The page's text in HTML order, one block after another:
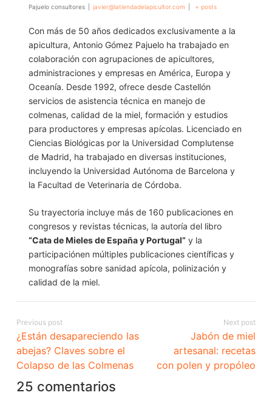
Pajuelo consultores javier@latiendadelapicultor.com + posts
Con más de 50 años dedicados exclusivamente a la
apicultura, Antonio Gómez Pajuelo ha trabajado en
colaboración con agrupaciones de apicultores,
administraciones y empresas en América, Europa y
Oceanía. Desde 1992, ofrece desde Castellón
servicios de asistencia técnica en manejo de
colmenas, calidad de la miel, formación y estudios
para productores y empresas apícolas. Licenciado en
Ciencias Biológicas por la Universidad Complutense
de Madrid, ha trabajado en diversas instituciones,
incluyendo la Universidad Autónoma de Barcelona y
la Facultad de Veterinaria de Córdoba.
Su trayectoria incluye más de 160 publicaciones en
congresos y revistas técnicas, la autoría del libro
“Cata de Mieles de España y Portugal” y la
participaciónen múltiples publicaciones científicas y
monografías sobre sanidad apícola, polinización y
calidad de la miel.
Previous post
¿Están desapareciendo las
abejas? Claves sobre el
Colapso de las Colmenas
Next post
Jabón de miel
artesanal: recetas
con polen y propóleo
25 comentarios